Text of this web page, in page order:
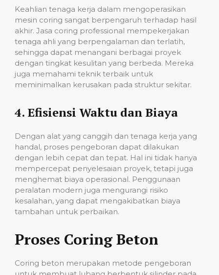
Keahlian tenaga kerja dalam mengoperasikan
mesin coring sangat berpengaruh terhadap hasil
akhir. Jasa coring professional mempekerjakan
tenaga ahli yang berpengalaman dan terlatih,
sehingga dapat menangani berbagai proyek
dengan tingkat kesulitan yang berbeda. Mereka
juga memahami teknik terbaik untuk
meminimalkan kerusakan pada struktur sekitar.
4. Efisiensi Waktu dan Biaya
Dengan alat yang canggih dan tenaga kerja yang
handal, proses pengeboran dapat dilakukan
dengan lebih cepat dan tepat. Hal ini tidak hanya
mempercepat penyelesaian proyek, tetapi juga
menghemat biaya operasional. Penggunaan
peralatan modern juga mengurangi risiko
kesalahan, yang dapat mengakibatkan biaya
tambahan untuk perbaikan.
Proses Coring Beton
Coring beton merupakan metode pengeboran